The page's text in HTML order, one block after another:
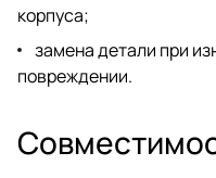
корпуса;
замена детали при
повреждении.